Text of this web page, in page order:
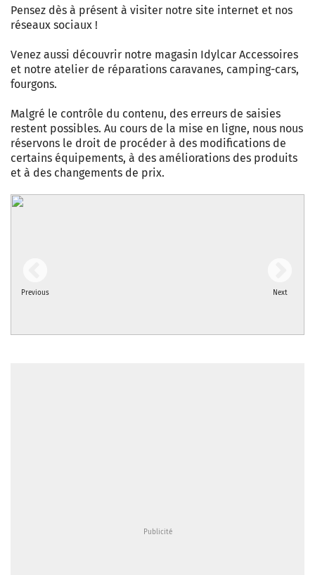
Pensez dès à présent à visiter notre site internet et nos
réseaux sociaux !
Venez aussi découvrir notre magasin Idylcar Accessoires
et notre atelier de réparations caravanes, camping-cars,
fourgons.
Malgré le contrôle du contenu, des erreurs de saisies
restent possibles. Au cours de la mise en ligne, nous nous
réservons le droit de procéder à des modifications de
certains équipements, à des améliorations des produits
et à des changements de prix.
Previous Next